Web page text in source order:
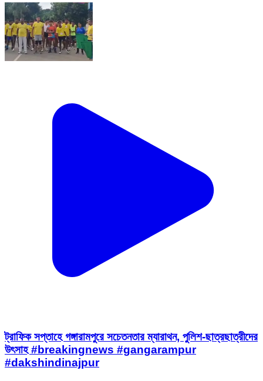
ট্রাফিক সপ্তাহে গঙ্গারামপুরে সচেতনতার ম্যারাথন, পুলিশ-ছাত্রছাত্রীদের
উৎসাহ #breakingnews #gangarampur
#dakshindinajpur